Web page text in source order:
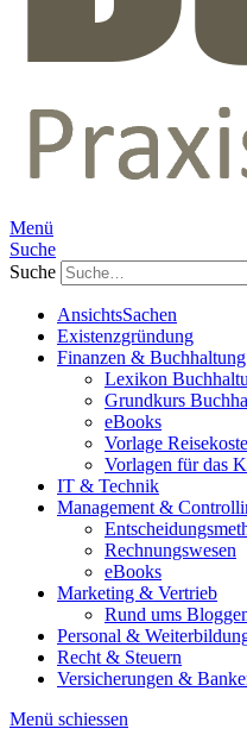
Menü
Suche
Suche
AnsichtsSachen
Existenzgründung
Finanzen & Buchhaltung
Lexikon
Grundkurs
eBooks
Vorlage
Vorlagen für das
IT & Technik
Management &
Rechnungswesen
eBooks
Marketing & Vertrieb
Rund ums
Personal &
Recht & Steuern
Versicherungen &
Menü schiessen